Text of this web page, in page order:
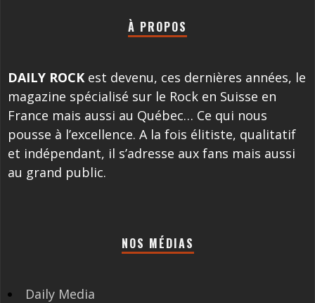
À PROPOS
DAILY ROCK est devenu, ces dernières années, le
magazine spécialisé sur le Rock en Suisse en
France mais aussi au Québec… Ce qui nous
pousse à l’excellence. A la fois élitiste, qualitatif
et indépendant, il s’adresse aux fans mais aussi
au grand public.
NOS MÉDIAS
Daily Media